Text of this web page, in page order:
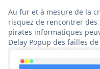
Au fur et à mesure de la
risquez de rencontrer
pirates informatiques
Delay Popup des failles